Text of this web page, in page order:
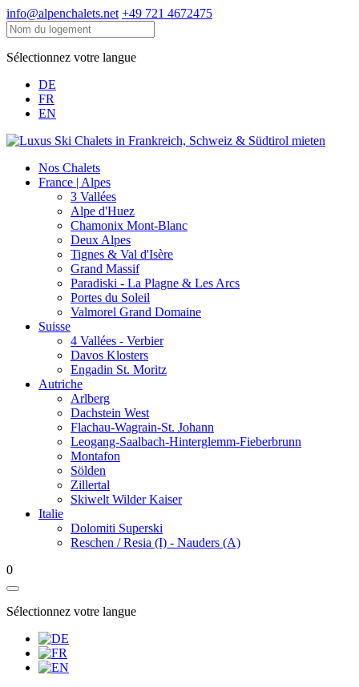
info@alpenchalets.net +49 721 4672475
Sélectionnez votre langue
DE
FR
EN
Nos Chalets
France | Alpes
3 Vallées
Alpe d'Huez
Chamonix Mont-Blanc
Deux Alpes
Tignes & Val d'Isère
Grand Massif
Paradiski - La Plagne & Les Arcs
Portes du Soleil
Valmorel Grand Domaine
Suisse
4 Vallées - Verbier
Davos Klosters
Engadin St. Moritz
Autriche
Arlberg
Dachstein West
Flachau-Wagrain-St. Johann
Leogang-Saalbach-Hinterglemm-Fieberbrunn
Montafon
Sölden
Zillertal
Skiwelt Wilder Kaiser
Italie
Dolomiti Superski
Reschen / Resia (I) - Nauders (A)
0
Sélectionnez votre langue